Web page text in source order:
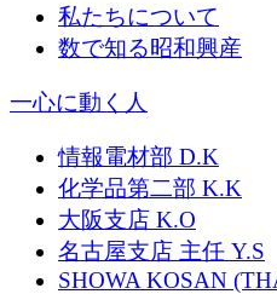
私たちについて
数で知る昭和興産
一心に動く人
情報電材部 D.K
化学品第二部 K.K
大阪支店 K.O
名古屋支店 主任 Y.S
SHOWA KOSAN